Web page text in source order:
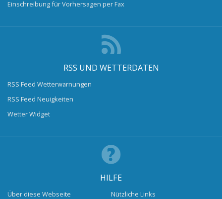
Einschreibung für Vorhersagen per Fax
RSS UND WETTERDATEN
RSS Feed Wetterwarnungen
RSS Feed Neuigkeiten
Wetter Widget
HILFE
Über diese Webseite
Nützliche Links